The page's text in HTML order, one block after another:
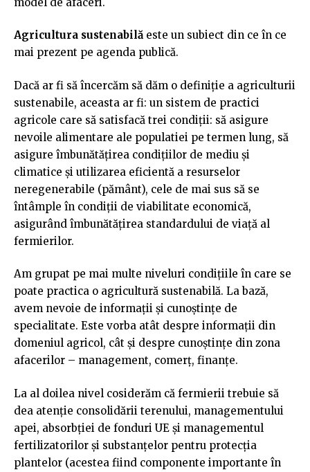
Agricultura sustenabilă este un subiect din ce în ce
mai prezent pe agenda publică.
Dacă ar fi să încercăm să dăm o definiție a agriculturii
sustenabile, aceasta ar fi: un sistem de practici
agricole care să satisfacă trei condiții: să asigure
nevoile alimentare ale populatiei pe termen lung, să
asigure îmbunătățirea condițiilor de mediu și
climatice și utilizarea eficientă a resurselor
neregenerabile (pământ), cele de mai sus să se
întâmple în condiții de viabilitate economică,
asigurând îmbunătățirea standardului de viață al
fermierilor.
Am grupat pe mai multe niveluri condițiile în care se
poate practica o agricultură sustenabilă. La bază,
avem nevoie de informații și cunoștințe de
specialitate. Este vorba atât despre informații din
domeniul agricol, cât și despre cunoștințe din zona
afacerilor – management, comerț, finanțe.
La al doilea nivel cosiderăm că fermierii trebuie să
dea atenție consolidării terenului, managementului
apei, absorbției de fonduri UE și managementul
fertilizatorilor și substanțelor pentru protecția
plantelor (acestea fiind componente importante în